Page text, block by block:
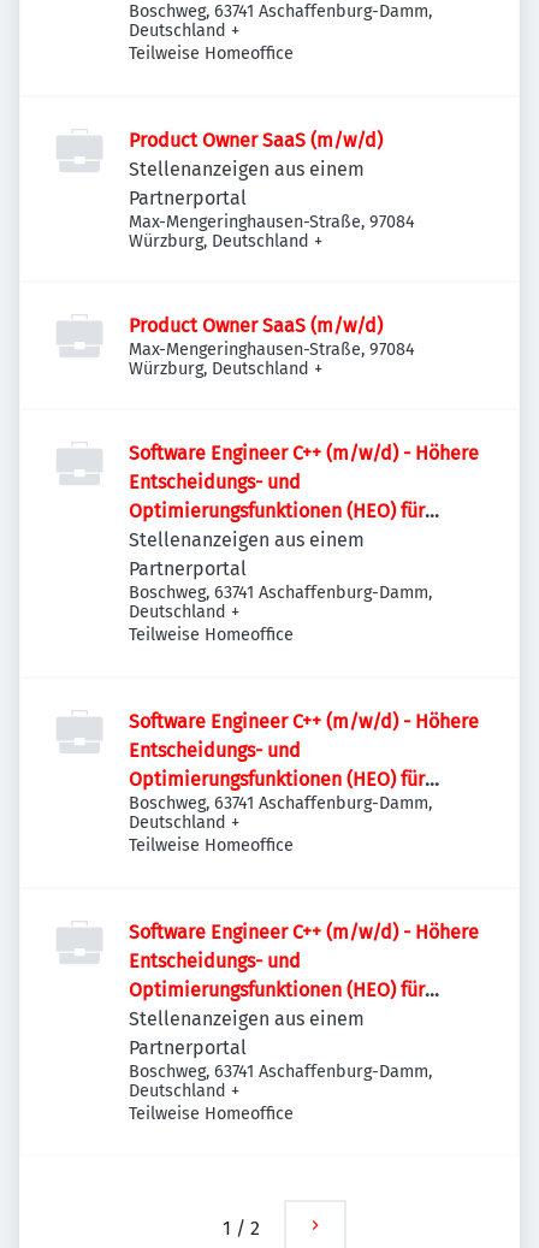
Boschweg, 63741 Aschaffenburg-Damm,
Deutschland +
Teilweise Homeoffice
Product Owner SaaS (m/w/d)
Stellenanzeigen aus einem
Partnerportal
Max-Mengeringhausen-Straße, 97084
Würzburg, Deutschland +
Product Owner SaaS (m/w/d)
Max-Mengeringhausen-Straße, 97084
Würzburg, Deutschland +
Software Engineer C++ (m/w/d) - Höhere
Entscheidungs- und
Optimierungsfunktionen (HEO) für
Stromnetze
Stellenanzeigen aus einem
Partnerportal
Boschweg, 63741 Aschaffenburg-Damm,
Deutschland +
Teilweise Homeoffice
Software Engineer C++ (m/w/d) - Höhere
Entscheidungs- und
Optimierungsfunktionen (HEO) für
Stromnetze
Boschweg, 63741 Aschaffenburg-Damm,
Deutschland +
Teilweise Homeoffice
Software Engineer C++ (m/w/d) - Höhere
Entscheidungs- und
Optimierungsfunktionen (HEO) für
Stromnetze
Stellenanzeigen aus einem
Partnerportal
Boschweg, 63741 Aschaffenburg-Damm,
Deutschland +
Teilweise Homeoffice
1 / 2